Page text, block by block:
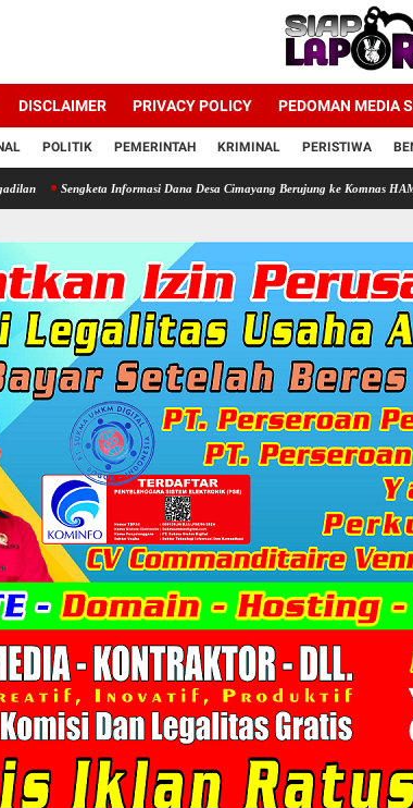
DISCLAIMER PRIVACY POLICY PEDOMAN MEDIA
POLITIK PEMERINTAH KRIMINAL PERISTIWA
Informasi Dana Desa Cimayang Berujung ke Komnas HAM Kepala